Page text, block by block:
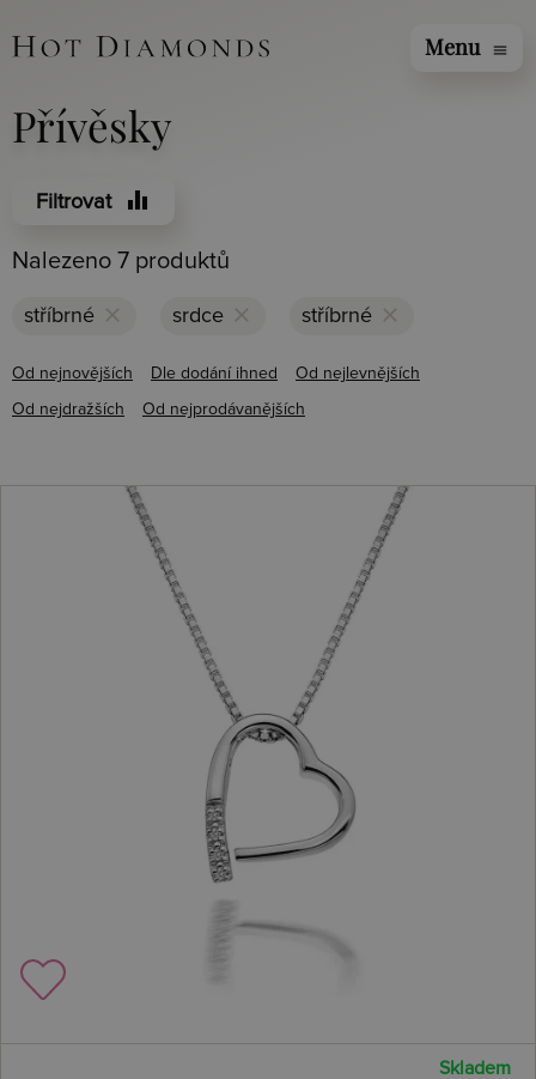
Menu menu
Přívěsky
Filtrovat equalizer
Nalezeno 7 produktů
stříbrné clear srdce clear stříbrné clear
Od nejnovějších Dle dodání ihned Od nejlevnějších
Od nejdražších Od nejprodávanějších
Skladem